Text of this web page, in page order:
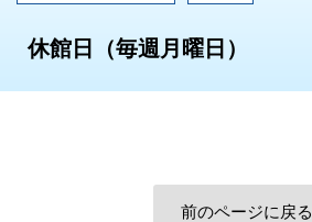
休館日（毎週月曜日）
前のページに戻る